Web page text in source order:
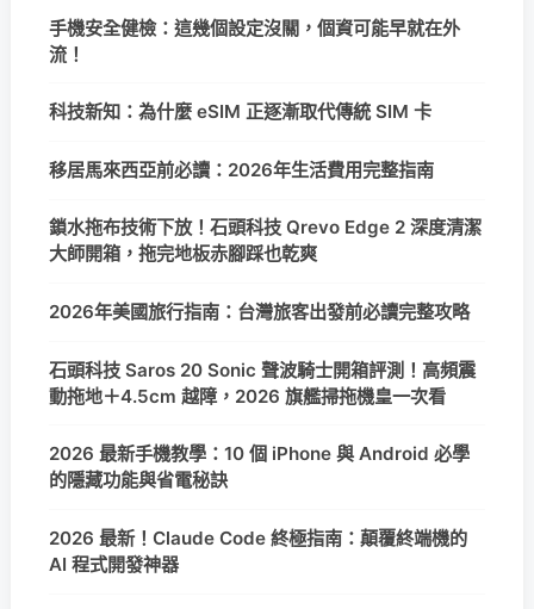
手機安全健檢：這幾個設定沒關，個資可能早就在外
流！
科技新知：為什麼 eSIM 正逐漸取代傳統 SIM 卡
移居馬來西亞前必讀：2026年生活費用完整指南
鎖水拖布技術下放！石頭科技 Qrevo Edge 2 深度清潔
大師開箱，拖完地板赤腳踩也乾爽
2026年美國旅行指南：台灣旅客出發前必讀完整攻略
石頭科技 Saros 20 Sonic 聲波騎士開箱評測！高頻震
動拖地＋4.5cm 越障，2026 旗艦掃拖機皇一次看
2026 最新手機教學：10 個 iPhone 與 Android 必學
的隱藏功能與省電秘訣
2026 最新！Claude Code 終極指南：顛覆終端機的
AI 程式開發神器